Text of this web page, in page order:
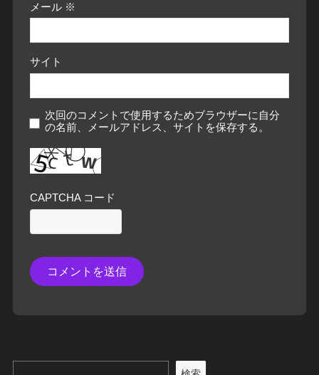
メール ※
サイト
次回のコメントで使用するためブラウザーに自分
の名前、メールアドレス、サイトを保存する。
CAPTCHA コード